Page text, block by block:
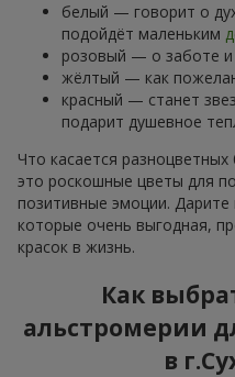
белый — говорит о
подойдёт маленьким
розовый — о заботе и
жёлтый — как
красный — станет
подарит душевное
Что касается
это роскошные цветы для
позитивные эмоции.
которые очень выгодная,
красок в жизнь.
Как
альстромерии
в